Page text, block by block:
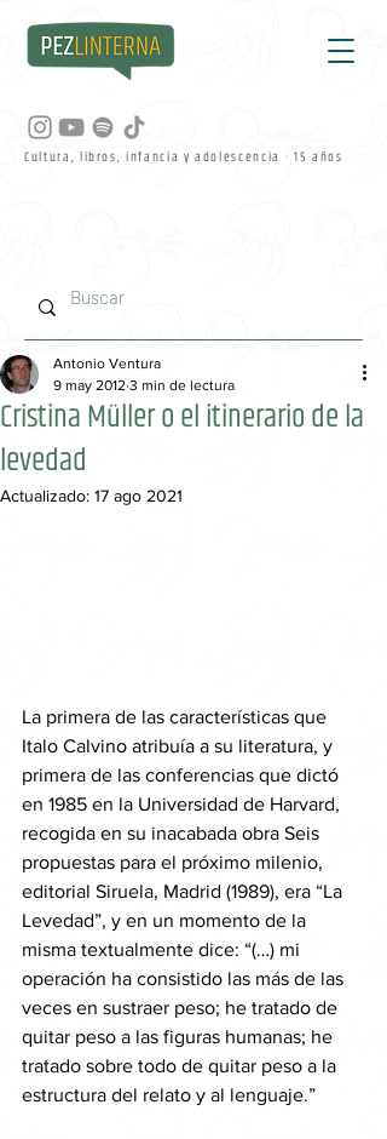
Cultura, libros, infancia y adolescencia · 15 años
Cristina Müller o el itinerario de la
levedad
Antonio Ventura
9 may 2012 3 min de lectura
Actualizado: 17 ago 2021
La primera de las características que
Italo Calvino atribuía a su literatura, y
primera de las conferencias que dictó
en 1985 en la Universidad de Harvard,
recogida en su inacabada obra Seis
propuestas para el próximo milenio,
editorial Siruela, Madrid (1989), era “La
Levedad”, y en un momento de la
misma textualmente dice: “(…) mi
operación ha consistido las más de las
veces en sustraer peso; he tratado de
quitar peso a las figuras humanas; he
tratado sobre todo de quitar peso a la
estructura del relato y al lenguaje.”